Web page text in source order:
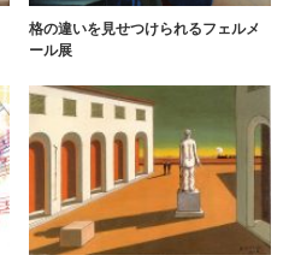
格の違いを見せつけられるフェルメ
ール展